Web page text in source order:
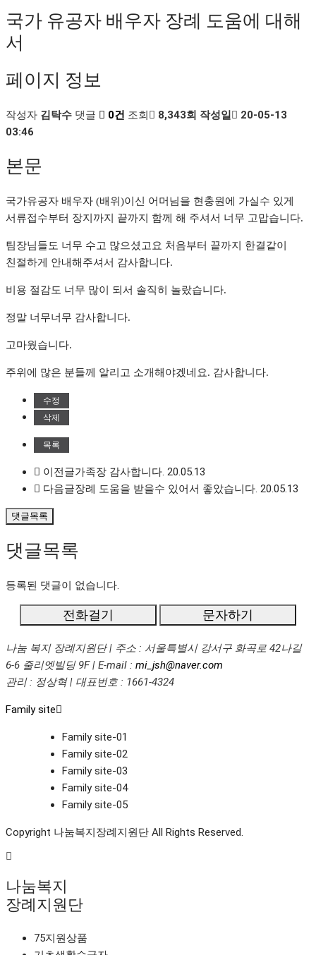
국가 유공자 배우자 장례 도움에 대해
서
페이지 정보
작성자 김탁수 댓글 0건 조회 8,343회 작성일
20-05-13
03:46
본문
국가유공자 배우자 (배위)이신 어머님을 현충원에 가실수 있게
서류접수부터 장지까지 끝까지 함께 해 주셔서 너무 고맙습니다.
팀장님들도 너무 수고 많으셨고요 처음부터 끝까지 한결같이
친절하게 안내해주셔서 감사합니다.
비용 절감도 너무 많이 되서 솔직히 놀랐습니다.
정말 너무너무 감사합니다.
고마웠습니다.
주위에 많은 분들께 알리고 소개해야겠네요. 감사합니다.
수정
삭제
목록
이전글가족장 감사합니다. 20.05.13
다음글장례 도움을 받을수 있어서 좋았습니다. 20.05.13
댓글목록
댓글목록
등록된 댓글이 없습니다.
나눔 복지 장례지원단 | 주소 : 서울특별시 강서구 화곡로 42나길
6-6 줄리엣빌딩 9F | E-mail : mi_jsh@naver.com
관리 : 정상혁 | 대표번호 : 1661-4324
Family site
Family site-01
Family site-02
Family site-03
Family site-04
Family site-05
Copyright 나눔복지장례지원단 All Rights Reserved.
나눔복지
장례지원단
75지원상품